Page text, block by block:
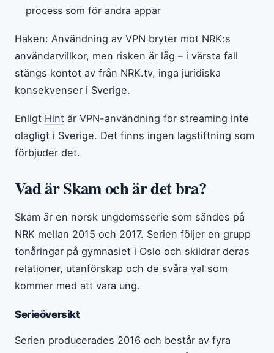
process som för andra appar
Haken: Användning av VPN bryter mot NRK:s
användarvillkor, men risken är låg – i värsta fall
stängs kontot av från NRK.tv, inga juridiska
konsekvenser i Sverige.
Enligt Hint är VPN-användning för streaming inte
olagligt i Sverige. Det finns ingen lagstiftning som
förbjuder det.
Vad är Skam och är det bra?
Skam är en norsk ungdomsserie som sändes på
NRK mellan 2015 och 2017. Serien följer en grupp
tonåringar på gymnasiet i Oslo och skildrar deras
relationer, utanförskap och de svåra val som
kommer med att vara ung.
Serieöversikt
Serien producerades 2016 och består av fyra